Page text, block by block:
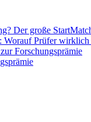
Der große
Worauf Prüfer wirklich
Forschungsprämie